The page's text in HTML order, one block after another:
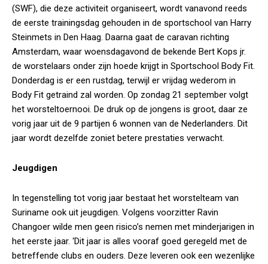
(SWF), die deze activiteit organiseert, wordt vanavond reeds
de eerste trainingsdag gehouden in de sportschool van Harry
Steinmets in Den Haag. Daarna gaat de caravan richting
Amsterdam, waar woensdagavond de bekende Bert Kops jr.
de worstelaars onder zijn hoede krijgt in Sportschool Body Fit.
Donderdag is er een rustdag, terwijl er vrijdag wederom in
Body Fit getraind zal worden. Op zondag 21 september volgt
het worsteltoernooi. De druk op de jongens is groot, daar ze
vorig jaar uit de 9 partijen 6 wonnen van de Nederlanders. Dit
jaar wordt dezelfde zoniet betere prestaties verwacht.
Jeugdigen
In tegenstelling tot vorig jaar bestaat het worstelteam van
Suriname ook uit jeugdigen. Volgens voorzitter Ravin
Changoer wilde men geen risico’s nemen met minderjarigen in
het eerste jaar. ‘Dit jaar is alles vooraf goed geregeld met de
betreffende clubs en ouders. Deze leveren ook een wezenlijke